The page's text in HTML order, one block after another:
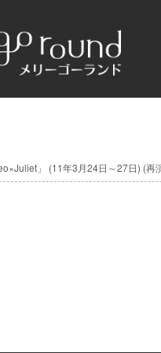
」 (11年3月24日～27日) (再